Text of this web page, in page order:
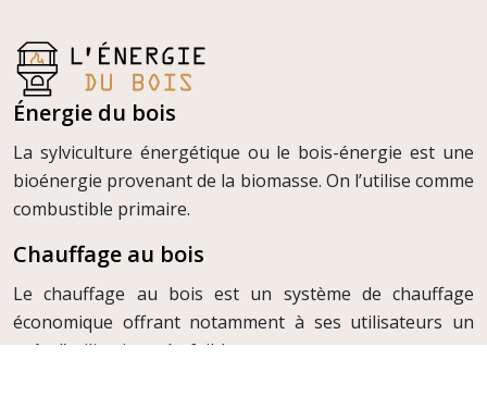
Énergie du bois
La sylviculture énergétique ou le bois-énergie est une
bioénergie provenant de la biomasse. On l’utilise comme
combustible primaire.
Chauffage au bois
Le chauffage au bois est un système de chauffage
économique offrant notamment à ses utilisateurs un
coût d’utilisation très faible.